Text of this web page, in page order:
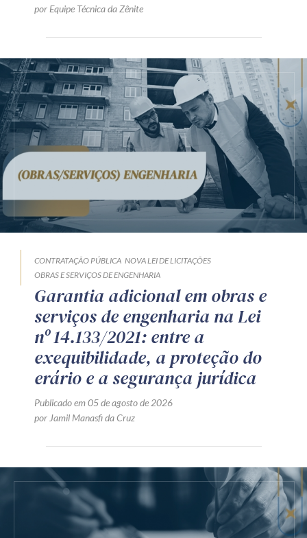
por Equipe Técnica da Zênite
CONTRATAÇÃO PÚBLICA NOVA LEI DE LICITAÇÕES
OBRAS E SERVIÇOS DE ENGENHARIA
Garantia adicional em obras e
serviços de engenharia na Lei
nº 14.133/2021: entre a
exequibilidade, a proteção do
erário e a segurança jurídica
Publicado em 05 de agosto de 2026
por Jamil Manasfi da Cruz